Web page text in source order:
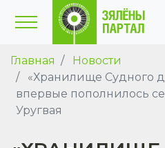
Главная
Новости
«Хранилище Судного
впервые пополнилось
Уругвая